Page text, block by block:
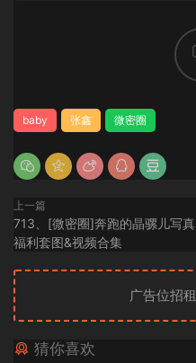
baby 张鑫 微密圈
上一篇
713、[微密圈]奔跑的晶骡儿写真
福利套图&视频合集
广告位招租
猜你喜欢